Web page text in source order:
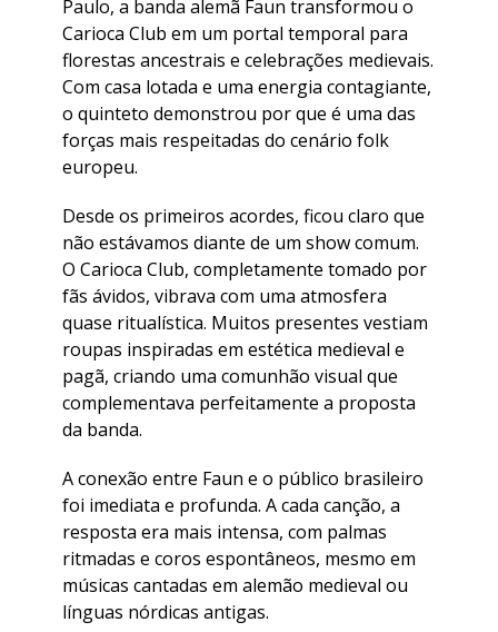
Paulo, a banda alemã Faun transformou o
Carioca Club em um portal temporal para
florestas ancestrais e celebrações medievais.
Com casa lotada e uma energia contagiante,
o quinteto demonstrou por que é uma das
forças mais respeitadas do cenário folk
europeu.
Desde os primeiros acordes, ficou claro que
não estávamos diante de um show comum.
O Carioca Club, completamente tomado por
fãs ávidos, vibrava com uma atmosfera
quase ritualística. Muitos presentes vestiam
roupas inspiradas em estética medieval e
pagã, criando uma comunhão visual que
complementava perfeitamente a proposta
da banda.
A conexão entre Faun e o público brasileiro
foi imediata e profunda. A cada canção, a
resposta era mais intensa, com palmas
ritmadas e coros espontâneos, mesmo em
músicas cantadas em alemão medieval ou
línguas nórdicas antigas.